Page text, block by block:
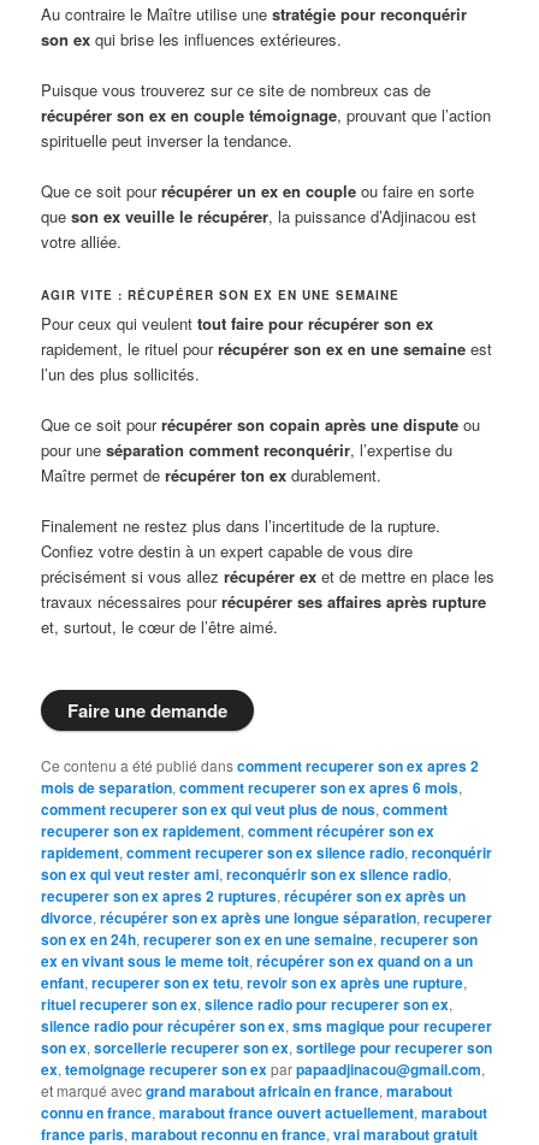
Au contraire le Maître utilise unestratégie pour reconquérir
son ex qui brise les influences extérieures.
Puisque vous trouverez sur ce site de nombreux cas de
récupérer son ex en couple témoignage, prouvant que l’action
spirituelle peut inverser la tendance.
Que ce soit pourrécupérer un ex en couple ou faire en sorte
queson ex veuille le récupérer, la puissance d’Adjinacou est
votre alliée.
AGIR VITE : RÉCUPÉRER SON EX EN UNE SEMAINE
Pour ceux qui veulenttout faire pour récupérer son ex
rapidement, le rituel pourrécupérer son ex en une semaine est
l’un des plus sollicités.
Que ce soit pourrécupérer son copain après une dispute ou
pour uneséparation comment reconquérir, l’expertise du
Maître permet derécupérer ton ex durablement.
Finalement ne restez plus dans l’incertitude de la rupture.
Confiez votre destin à un expert capable de vous dire
précisément si vous allezrécupérer ex et de mettre en place les
travaux nécessaires pourrécupérer ses affaires après rupture
et, surtout, le cœur de l’être aimé.
Faire une demande
Ce contenu a été publié danscomment recuperer son ex apres 2
mois de separation,comment recuperer son ex apres 6 mois,
comment recuperer son ex qui veut plus de nous,comment
recuperer son ex rapidement,comment récupérer son ex
rapidement,comment recuperer son ex silence radio,reconquérir
son ex qui veut rester ami,reconquérir son ex silence radio,
recuperer son ex apres 2 ruptures,récupérer son ex après un
divorce,récupérer son ex après une longue séparation,recuperer
son ex en 24h,recuperer son ex en une semaine,recuperer son
ex en vivant sous le meme toit,récupérer son ex quand on a un
enfant,recuperer son ex tetu,revoir son ex après une rupture,
rituel recuperer son ex,silence radio pour recuperer son ex,
silence radio pour récupérer son ex,sms magique pour recuperer
son ex,sorcellerie recuperer son ex,sortilege pour recuperer son
ex,temoignage recuperer son exparpapaadjinacou@gmail.com,
et marqué avecgrand marabout africain en france,marabout
connu en france,marabout france ouvert actuellement,marabout
france paris,marabout reconnu en france,vrai marabout gratuit